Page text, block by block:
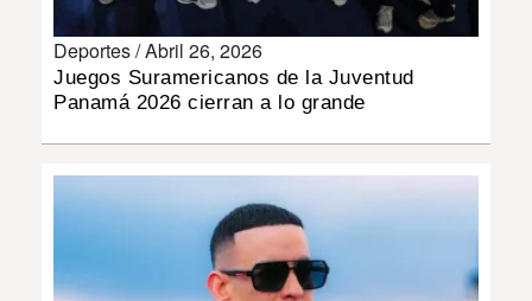
DEPORTES
Deportes /Abril 26, 2026
Juegos Suramericanos de la Juventud
Panamá 2026 cierran a lo grande